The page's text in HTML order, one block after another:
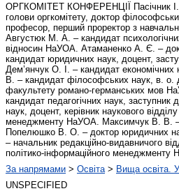
ОРГКОМІТЕТ КОНФЕРЕНЦІЇ Пасічник І.
голови оргкомітету, доктор
професор, перший проректор з
Августюк М. А. – кандидат
відносин НаУОА. Атаманенко А. Є. –
кандидат юридичних наук, доцент,
Дем’янчук О. І. – кандидат
В. – кандидат філософських наук, в. о.
факультету романо-германських мов
кандидат педагогічних наук,
наук, доцент, керівник наукового
менеджменту НаУОА. Максимчук В. В. –
Попелюшко В. О. – доктор юридичних
– начальник редакційно-видавничого
політико-інформаційного менеджменту
За напрямами > Освіта > Вища освіта.
UNSPECIFIED